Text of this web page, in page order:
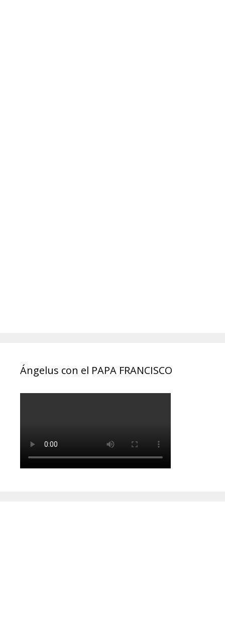
Ángelus con el PAPA FRANCISCO